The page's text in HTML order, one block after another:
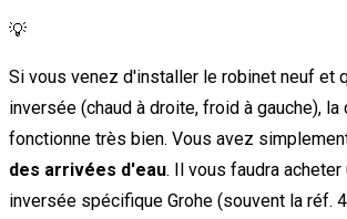
💡
Si vous venez d'installer le robinet neuf et
inversée (chaud à droite, froid à gauche), la
fonctionne très bien. Vous avez
des arrivées d'eau. Il vous faudra acheter
inversée spécifique Grohe (souvent la réf.